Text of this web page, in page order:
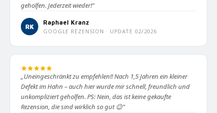
geholfen. Jederzeit wieder!"
RK
Raphael Kranz
GOOGLE REZENSION · UPDATE 02/2026
„Uneingeschränkt zu empfehlen!! Nach 1,5 Jahren ein kleiner
Defekt im Hahn – auch hier wurde mir schnell, freundlich und
unkompliziert geholfen. PS: Nein, das ist keine gekaufte
Rezension, die sind wirklich so gut 😉"